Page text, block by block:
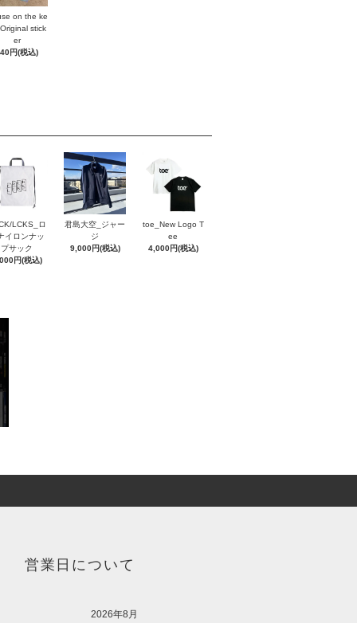
on the ke
stick
er
円(税込)
LCKS_ロ
イロンナッ
プサック
円(税込)
君島大空_ジャー
ジ
9,000円(税込)
toe_New Logo T
ee
4,000円(税込)
営業日について
2026年8月